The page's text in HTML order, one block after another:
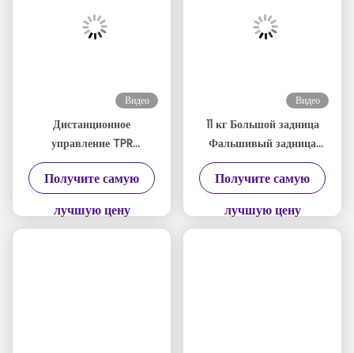
Видео
Дистанционное
управление TPR
вибрирующий
сосающий задницу
автоматический
Получите самую
лучшую цену
Видео
11 кг Большой задница
Фальшивый задница
Мастурбатор
Многофункциональный
Получите самую
лучшую цену